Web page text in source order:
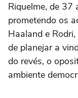
Riquelme, de 37
prometendo os
Haaland e
de planejar a
do revés, o
ambiente